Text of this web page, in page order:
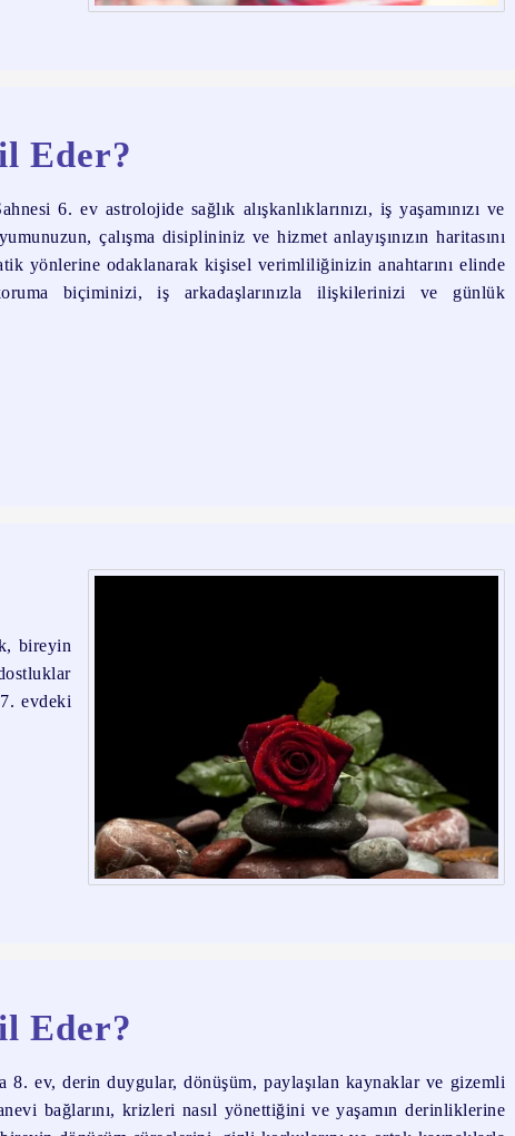
Eder?
6. ev astrolojide sağlık alışkanlıklarınızı, iş yaşamınızı ve
çalışma disiplininiz ve hizmet anlayışınızın haritasını
yönlerine odaklanarak kişisel verimliliğinizin anahtarını elinde
biçiminizi, iş arkadaşlarınızla ilişkilerinizi ve günlük
bireyin
evdeki
Eder?
ev, derin duygular, dönüşüm, paylaşılan kaynaklar ve gizemli
bağlarını, krizleri nasıl yönettiğini ve yaşamın derinliklerine